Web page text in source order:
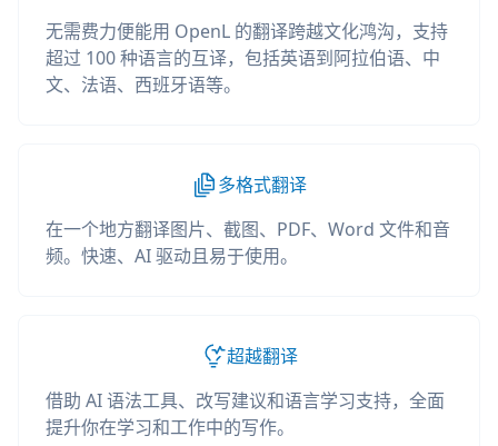
无需费力便能用 OpenL 的翻译跨越文化鸿沟，支持
超过 100 种语言的互译，包括英语到阿拉伯语、中
文、法语、西班牙语等。
多格式翻译
在一个地方翻译图片、截图、PDF、Word 文件和音
频。快速、AI 驱动且易于使用。
超越翻译
借助 AI 语法工具、改写建议和语言学习支持，全面
提升你在学习和工作中的写作。